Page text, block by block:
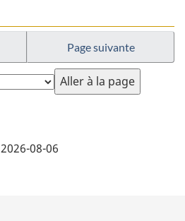
Page suivante
2026-08-06